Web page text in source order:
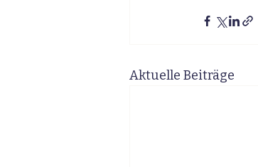
Aktuelle Beiträge